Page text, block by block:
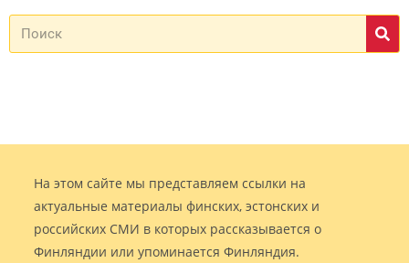
На этом сайте мы представляем ссылки на
актуальные материалы финских, эстонских и
российских СМИ в которых рассказывается о
Финляндии или упоминается Финляндия.